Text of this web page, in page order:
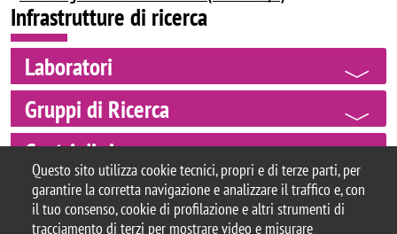
Questo sito utilizza cookie tecnici, propri e di terze parti, per
garantire la corretta navigazione e analizzare il traffico e, con
il tuo consenso, cookie di profilazione e altri strumenti di
tracciamento di terzi per mostrare video e misurare
Infrastrutture di ricerca
Laboratori
Gruppi di Ricerca
Centri di ricerca